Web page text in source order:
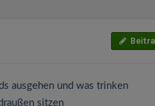
ausgehen und was trinken
sitzen